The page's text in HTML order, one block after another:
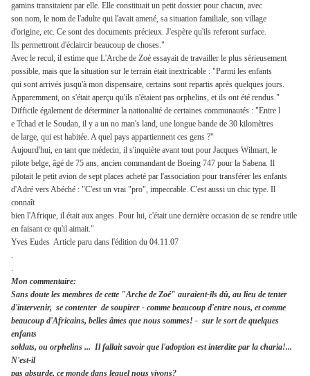
gamins transitaient par elle. Elle constituait un petit dossier pour chacun, avec
son nom, le nom de l'adulte qui l'avait amené, sa situation familiale, son village
d'origine, etc. Ce sont des documents précieux. J'espère qu'ils referont surface.
Ils permettront d'éclaircir beaucoup de choses."
Avec le recul, il estime que L'Arche de Zoé essayait de travailler le plus sérieusement
possible, mais que la situation sur le terrain était inextricable : "Parmi les enfants
qui sont arrivés jusqu'à mon dispensaire, certains sont repartis après quelques jours.
Apparemment, on s'était aperçu qu'ils n'étaient pas orphelins, et ils ont été rendus."
Difficile également de déterminer la nationalité de certaines communautés : "Entre l
e Tchad et le Soudan, il y a un no man's land, une longue bande de 30 kilomètres
de large, qui est habitée. A quel pays appartiennent ces gens ?"
Aujourd'hui, en tant que médecin, il s'inquiète avant tout pour Jacques Wilmart, le
pilote belge, âgé de 75 ans, ancien commandant de Boeing 747 pour la Sabena. Il
pilotait le petit avion de sept places acheté par l'association pour transférer les enfants
d'Adré vers Abéché : "C'est un vrai "pro", impeccable. C'est aussi un chic type. Il
connaît
bien l'Afrique, il était aux anges. Pour lui, c'était une dernière occasion de se rendre utile
en faisant ce qu'il aimait."
Yves Eudes Article paru dans l'édition du 04.11.07
.
.
Mon commentaire:
Sans doute les membres de cette "Arche de Zoé" auraient-ils dû, au lieu de tenter
d'intervenir, se contenter de soupirer - comme beaucoup d'entre nous, et comme
beaucoup d'Africains, belles âmes que nous sommes! - sur le sort de quelques
enfants
soldats, ou orphelins ... Il fallait savoir que l'adoption est interdite par la charia!...
N'est-il
pas absurde, ce monde dans lequel nous vivons?